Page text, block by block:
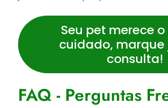
Seu pet merece
cuidado,
consulta!
FAQ - Perguntas